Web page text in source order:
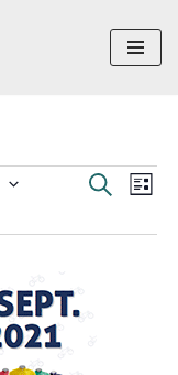
et
Liste